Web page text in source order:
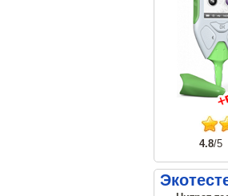
4.8/5